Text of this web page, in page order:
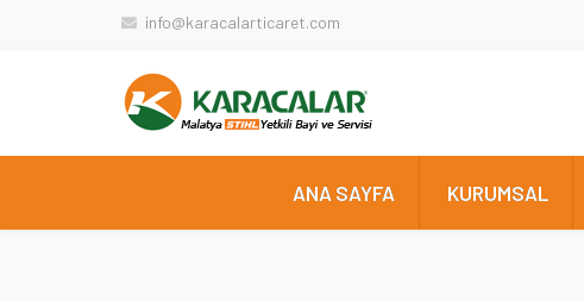
info@karacalarticaret.com
ANA SAYFA KURUMSAL